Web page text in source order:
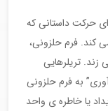
حرکت داستانی که
کند. فرم حلزونی،
تریلرهایی
به فرم حلزونی
یا خاطره ی واحد